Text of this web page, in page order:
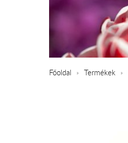
Főoldal Termékek